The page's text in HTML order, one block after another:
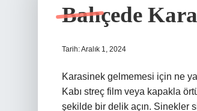
Bahçede
Tarih: Aralık 1, 2024
Karasinek gelmemesi için ne
Kabı streç film veya kapakla
şekilde bir delik açın. Sinekler